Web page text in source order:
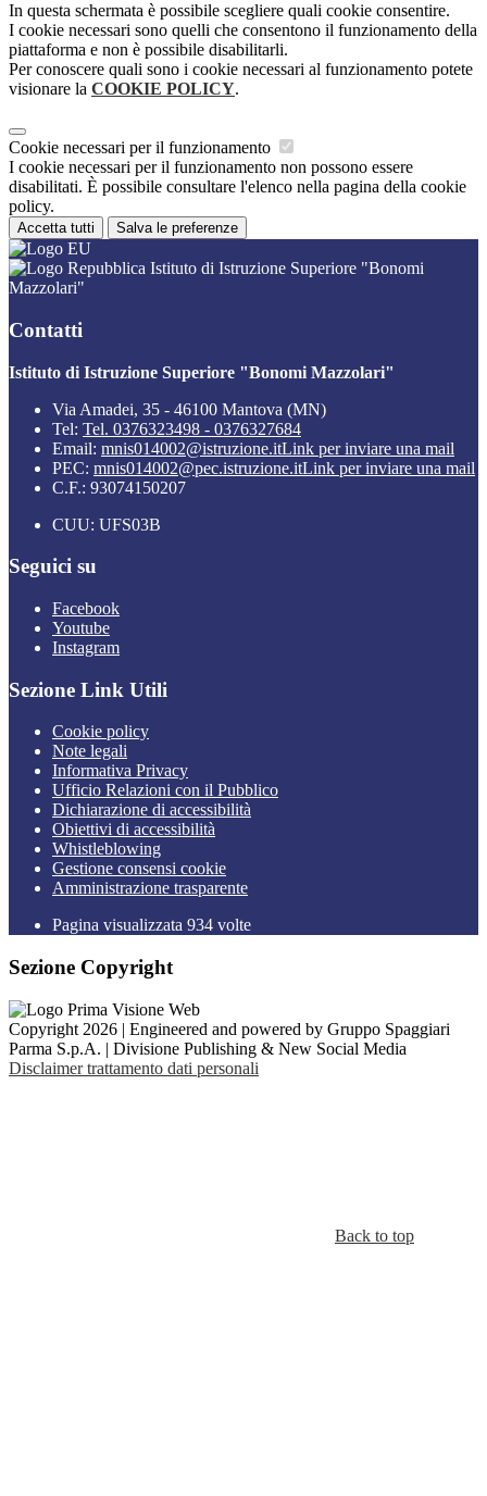
In questa schermata è possibile scegliere quali cookie consentire.
I cookie necessari sono quelli che consentono il funzionamento della
piattaforma e non è possibile disabilitarli.
Per conoscere quali sono i cookie necessari al funzionamento potete
visionare la COOKIE POLICY.
Cookie necessari per il funzionamento
I cookie necessari per il funzionamento non possono essere
disabilitati. È possibile consultare l'elenco nella pagina della cookie
policy.
Accetta tutti Salva le preferenze
Istituto di Istruzione Superiore "Bonomi
Mazzolari"
Contatti
Istituto di Istruzione Superiore "Bonomi Mazzolari"
Via Amadei, 35 - 46100 Mantova (MN)
Tel: Tel. 0376323498 - 0376327684
Email: mnis014002@istruzione.itLink per inviare una mail
PEC: mnis014002@pec.istruzione.itLink per inviare una mail
C.F.: 93074150207
CUU: UFS03B
Seguici su
Facebook
Youtube
Instagram
Sezione Link Utili
Cookie policy
Note legali
Informativa Privacy
Ufficio Relazioni con il Pubblico
Dichiarazione di accessibilità
Obiettivi di accessibilità
Whistleblowing
Gestione consensi cookie
Amministrazione trasparente
Pagina visualizzata 934 volte
Sezione Copyright
Copyright 2026 | Engineered and powered by Gruppo Spaggiari
Parma S.p.A. | Divisione Publishing & New Social Media
Disclaimer trattamento dati personali
Back to top